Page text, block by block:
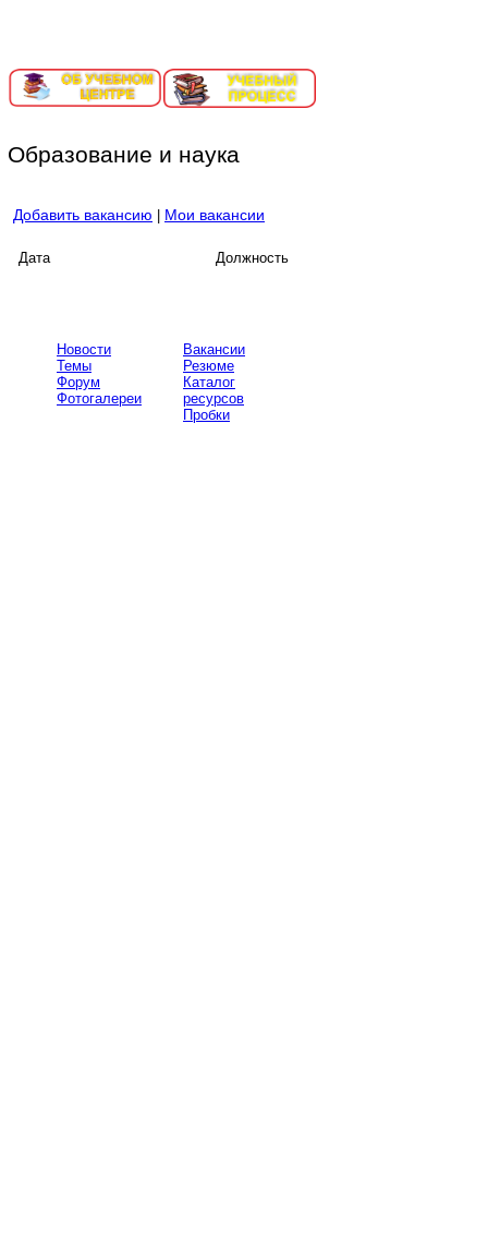
Образование и наука
Добавить вакансию Мои вакансии
Дата Должность
Новости
Темы
Форум
Фотогалереи
Вакансии
Резюме
Каталог
ресурсов
Пробки